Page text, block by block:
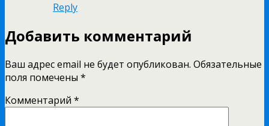
Reply
Добавить комментарий
Ваш адрес email не будет опубликован. Обязательные
поля помечены *
Комментарий *